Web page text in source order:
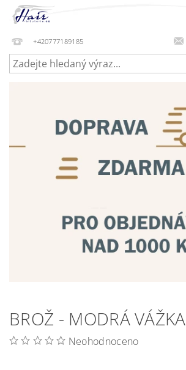
+420777189185
BROŽ - MODRÁ VÁŽKA
Neohodnoceno